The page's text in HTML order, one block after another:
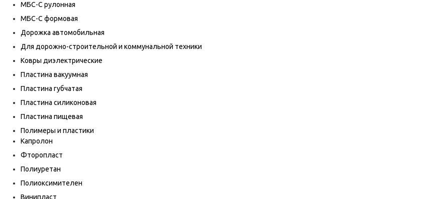
МБС-С рулонная
МБС-С формовая
Дорожка автомобильная
Для дорожно-строительной и коммунальной техники
Ковры диэлектрические
Пластина вакуумная
Пластина губчатая
Пластина силиконовая
Пластина пищевая
Полимеры и пластики
Капролон
Фторопласт
Полиуретан
Полиоксимителен
Винипласт